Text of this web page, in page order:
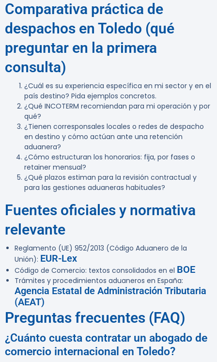
Comparativa práctica de
despachos en Toledo (qué
preguntar en la primera
consulta)
¿Cuál es su experiencia específica en mi sector y en el
país destino? Pida ejemplos concretos.
¿Qué INCOTERM recomiendan para mi operación y por
qué?
¿Tienen corresponsales locales o redes de despacho
en destino y cómo actúan ante una retención
aduanera?
¿Cómo estructuran los honorarios: fija, por fases o
retainer mensual?
¿Qué plazos estiman para la revisión contractual y
para las gestiones aduaneras habituales?
Fuentes oficiales y normativa
relevante
Reglamento (UE) 952/2013 (Código Aduanero de la
Unión): EUR-Lex
Código de Comercio: textos consolidados en el BOE
Trámites y procedimientos aduaneros en España:
Agencia Estatal de Administración Tributaria
(AEAT)
Preguntas frecuentes (FAQ)
¿Cuánto cuesta contratar un abogado de
comercio internacional en Toledo?